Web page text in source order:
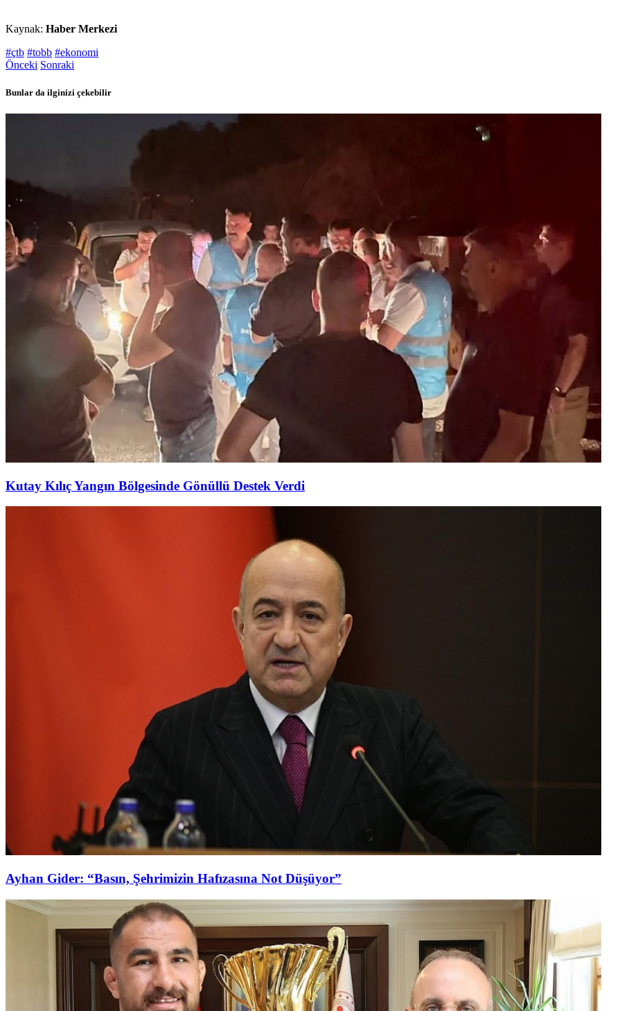
Kaynak: Haber Merkezi
#çtb #tobb #ekonomi
Önceki Sonraki
Bunlar da ilginizi çekebilir
Kutay Kılıç Yangın Bölgesinde Gönüllü Destek Verdi
Ayhan Gider: “Basın, Şehrimizin Hafızasına Not Düşüyor”